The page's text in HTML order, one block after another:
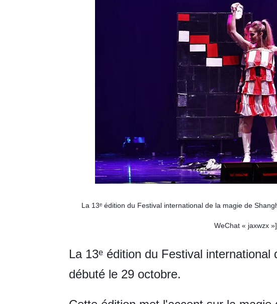
La 13ᵉ édition du Festival international de la magie de
WeChat « jaxwzx »]
La 13ᵉ édition du Festival
débuté le 29 octobre.